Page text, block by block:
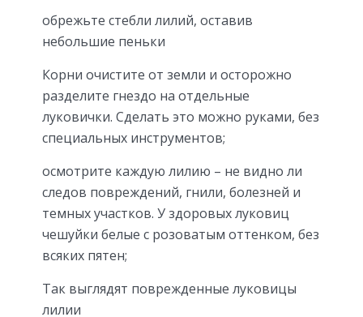
обрежьте стебли лилий, оставив
небольшие пеньки
Корни очистите от земли и осторожно
разделите гнездо на отдельные
луковички. Сделать это можно руками, без
специальных инструментов;
осмотрите каждую лилию – не видно ли
следов повреждений, гнили, болезней и
темных участков. У здоровых луковиц
чешуйки белые с розоватым оттенком, без
всяких пятен;
Так выглядят поврежденные луковицы
лилии